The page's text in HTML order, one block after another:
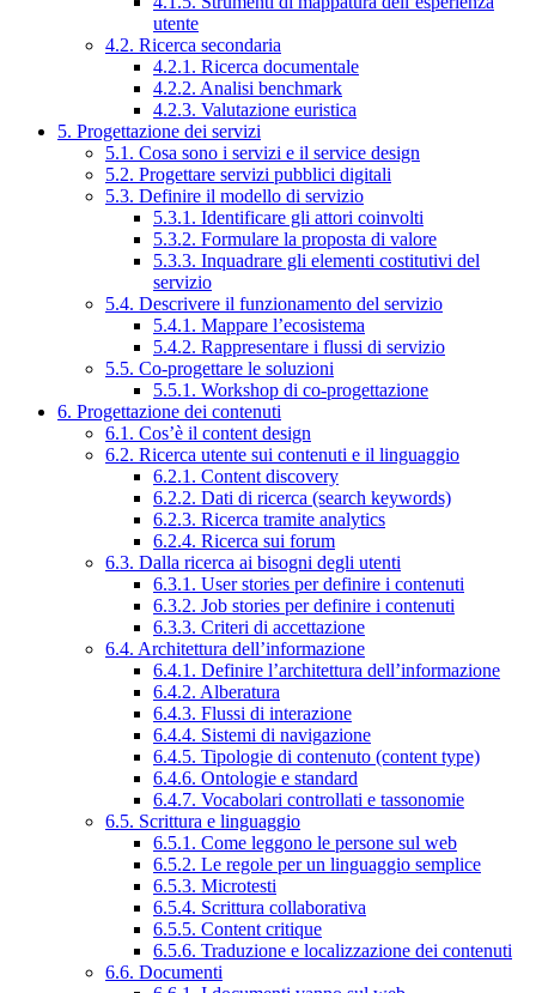
utente
4.2. Ricerca secondaria
4.2.1. Ricerca documentale
4.2.2. Analisi benchmark
4.2.3. Valutazione euristica
5. Progettazione dei servizi
5.1. Cosa sono i servizi e il service design
5.2. Progettare servizi pubblici digitali
5.3. Definire il modello di servizio
5.3.1. Identificare gli attori coinvolti
5.3.2. Formulare la proposta di valore
5.3.3. Inquadrare gli elementi costitutivi del
servizio
5.4. Descrivere il funzionamento del servizio
5.4.1. Mappare l’ecosistema
5.4.2. Rappresentare i flussi di servizio
5.5. Co-progettare le soluzioni
5.5.1. Workshop di co-progettazione
6. Progettazione dei contenuti
6.1. Cos’è il content design
6.2. Ricerca utente sui contenuti e il linguaggio
6.2.1. Content discovery
6.2.2. Dati di ricerca (search keywords)
6.2.3. Ricerca tramite analytics
6.2.4. Ricerca sui forum
6.3. Dalla ricerca ai bisogni degli utenti
6.3.1. User stories per definire i contenuti
6.3.2. Job stories per definire i contenuti
6.3.3. Criteri di accettazione
6.4. Architettura dell’informazione
6.4.1. Definire l’architettura dell’informazione
6.4.2. Alberatura
6.4.3. Flussi di interazione
6.4.4. Sistemi di navigazione
6.4.5. Tipologie di contenuto (content type)
6.4.6. Ontologie e standard
6.4.7. Vocabolari controllati e tassonomie
6.5. Scrittura e linguaggio
6.5.1. Come leggono le persone sul web
6.5.2. Le regole per un linguaggio semplice
6.5.3. Microtesti
6.5.4. Scrittura collaborativa
6.5.5. Content critique
6.5.6. Traduzione e localizzazione dei contenuti
6.6. Documenti